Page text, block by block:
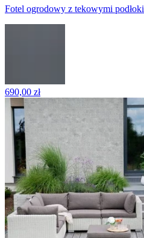
Fotel ogrodowy z tekowymi
690,00 zł